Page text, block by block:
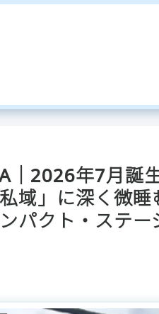
｜2026年7月誕
域」に深く微
パクト・ステー